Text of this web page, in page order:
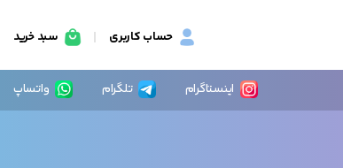
حساب کاربری سبد خرید
اینستاگرام تلگرام واتساپ